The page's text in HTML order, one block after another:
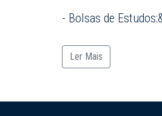
- Bolsas de
Ler Mais